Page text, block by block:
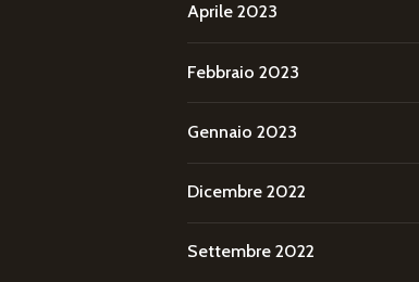
Aprile 2023
Febbraio 2023
Gennaio 2023
Dicembre 2022
Settembre 2022